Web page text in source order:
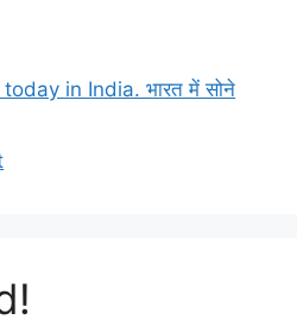
in India. भारत में सोने